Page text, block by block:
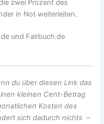
zwei Prozent des
in Not weiterleiten.
und Fairbuch.de
du über diesen Link das
kleinen Cent-Betrag
Kosten des
sich dadurch nichts –